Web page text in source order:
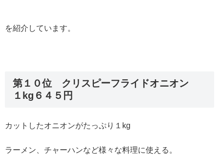
を紹介しています。
第１０位 クリスピーフライドオニオン
１kg６４５円
カットしたオニオンがたっぷり１kg
ラーメン、チャーハンなど様々な料理に使える。